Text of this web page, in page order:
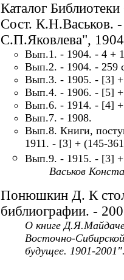
Каталог
Сост. К.Н.Васьков.
С.П.Яковлева",
Вып.1. - 1904. - 4 +
Вып.2. - 1904. - 259
Вып.3. - 1905. - [3] +
Вып.4. - 1906. - [5] +
Вып.6. - 1914. - [4] +
Вып.7. - 1908.
Вып.8. Книги,
1911. - [3] + (145-
Вып.9. - 1915. - [3] +
Васьков
Понюшкин Д. К
библиографии. -
О книге
Восточно-
будущее. 1901-